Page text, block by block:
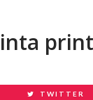
TWITTER